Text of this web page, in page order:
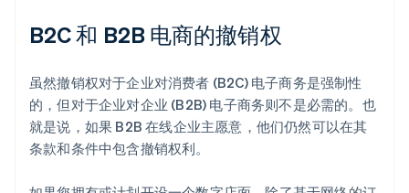
B2C 和 B2B 电商的撤销权
虽然撤销权对于企业对消费者 (B2C) 电子商务是强制性
的，但对于企业对企业 (B2B) 电子商务则不是必需的。也
就是说，如果 B2B 在线企业主愿意，他们仍然可以在其
条款和条件中包含撤销权利。